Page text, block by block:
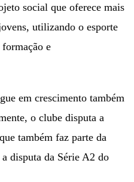
social que oferece mais
utilizando o esporte
e
em crescimento também
o clube disputa a
também faz parte da
disputa da Série A2 do